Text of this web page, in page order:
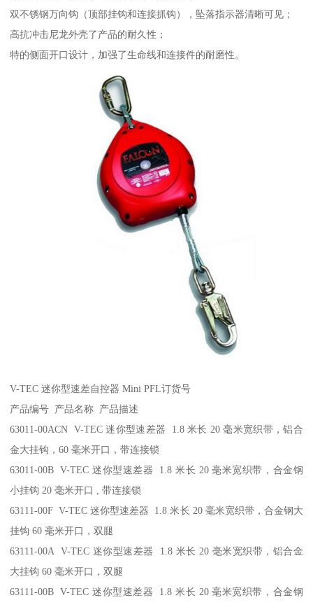
双不锈钢万向钩（顶部挂钩和连接抓钩），坠落指示器清晰可见；
高抗冲击尼龙外壳了产品的耐久性；
特的侧面开口设计，加强了生命线和连接件的耐磨性。
V-TEC 迷你型速差自控器 Mini PFL订货号
产品编号 产品名称 产品描述
63011-00ACN V-TEC 迷你型速差器 1.8 米长 20 毫米宽织带，铝合
金大挂钩，60 毫米开口，带连接锁
63011-00B V-TEC 迷你型速差器 1.8 米长 20 毫米宽织带，合金钢
小挂钩 20 毫米开口 , 带连接锁
63111-00F V-TEC 迷你型速差器 1.8 米长 20 毫米宽织带，合金钢大
挂钩 60 毫米开口，双腿
63111-00A V-TEC 迷你型速差器 1.8 米长 20 毫米宽织带，铝合金
大挂钩 60 毫米开口，双腿
63111-00B V-TEC 迷你型速差器 1.8 米长 20 毫米宽织带，合金钢